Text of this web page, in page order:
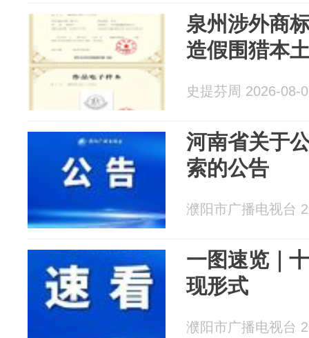
泉州涉外商
造假围猎本
史提芬周 2026-08-
河南省关于
索的公告
濮阳市广播电视台
一图速览｜
现形式
濮阳市广播电视台